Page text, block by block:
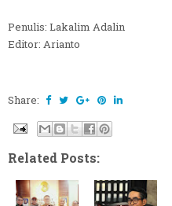
Penulis: Lakalim Adalin
Editor: Arianto
Share:
Related Posts: